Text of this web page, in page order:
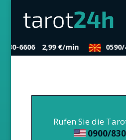
6606 2,99 €/min 0590/
Rufen Sie die
0900/